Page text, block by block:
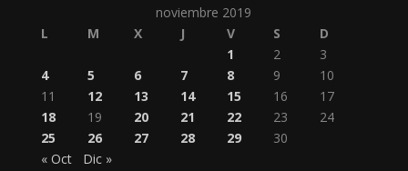
noviembre 2019
L
M X J V S
D
1
2
3
4
5 6 7 8 9
10
11
12 13 14 15 16
17
18
19 20 21 22 23
24
25
26 27 28 29
30
« Oct
Dic »